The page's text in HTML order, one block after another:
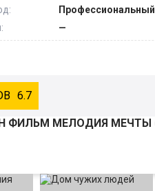
—
6.7
ФИЛЬМ МЕЛОДИЯ МЕЧТЫ